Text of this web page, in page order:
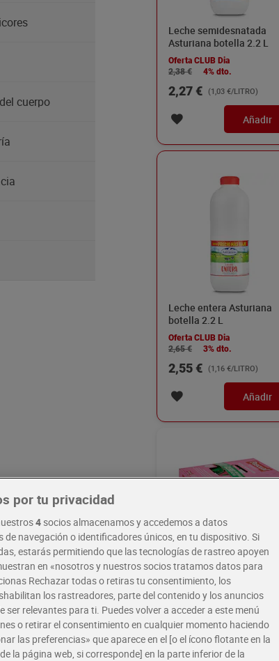
cuerpo
Leche semidesnatada
Asturiana botella 2.2 L
Oferta CLUB Dia
2,38 €
4% dto.
2,27 € (1,03 €/LITRO)
Añadir
Leche entera Asturiana
botella 2.2 L
Oferta CLUB Dia
2,65 €
3% dto.
2,55 € (1,16 €/LITRO)
Añadir
Leche desnatada Pascual
pack 6 x 1 L
7,98 € (1,33 €/LITRO)
por tu privacidad
4socios almacenamos y accedemos a datos
de navegación o identificadores únicos, en tu dispositivo. Si
estarás permitiendo que las tecnologías de rastreo apoyen
en «nosotros y nuestros socios tratamos datos para
Rechazar todas o retiras tu consentimiento, los
los rastreadores, parte del contenido y los anuncios
ser relevantes para ti. Puedes volver a acceder a este menú
o retirar el consentimiento en cualquier momento haciendo
las preferencias» que aparece en el [o el ícono flotante en la
la página web, si corresponde] en la parte inferior de la